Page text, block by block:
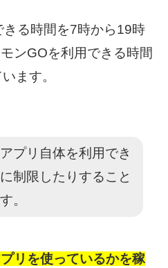
る時間を7時から19時
ンGOを利用できる時間
ます。
プリ自体を利用でき
制限したりすること
。
リを使っているかを稼